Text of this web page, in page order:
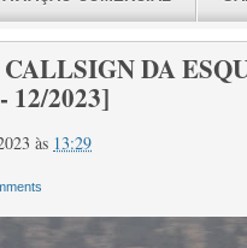
DA
12/2023]
às 13:29